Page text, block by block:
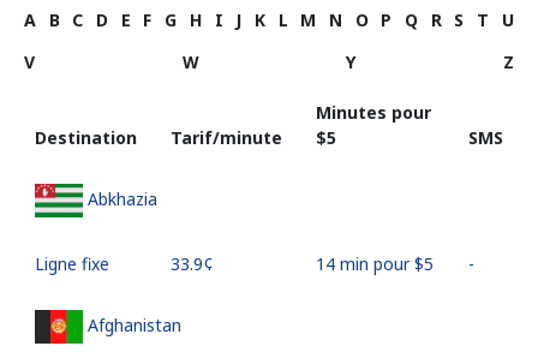
A B C D E F G H I J K L M N O P Q R S T
U
V
W Y Z
Destination Tarif/minute
Minutes pour
⁦$5⁩
SMS
Abkhazia
Ligne fixe ⁦33.9¢⁩ 14 min pour ⁦$5⁩ -
Afghanistan